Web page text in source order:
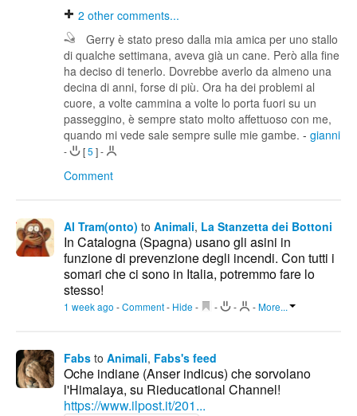
2 other comments...
Gerry è stato preso dalla mia amica per uno stallo
di qualche settimana, aveva già un cane. Però alla fine
ha deciso di tenerlo. Dovrebbe averlo da almeno una
decina di anni, forse di più. Ora ha dei problemi al
cuore, a volte cammina a volte lo porta fuori su un
passeggino, è sempre stato molto affettuoso con me,
quando mi vede sale sempre sulle mie gambe. - gianni
- [5 ]-
Comment
Al Tram(onto) to Animali, La Stanzetta dei Bottoni
In Catalogna (Spagna) usano gli asini in
funzione di prevenzione degli incendi. Con tutti i
somari che ci sono in Italia, potremmo fare lo
stesso!
1 week ago -Comment- Hide - - - -More...
Fabs to Animali, Fabs's feed
Oche indiane (Anser indicus) che sorvolano
l'Himalaya, su Rieducational Channel!
https://www.ilpost.it/201...